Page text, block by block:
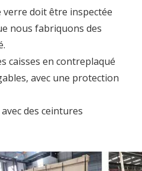
verre doit être inspectée
nous fabriquons des
caisses en contreplaqué
avec une protection
des ceintures